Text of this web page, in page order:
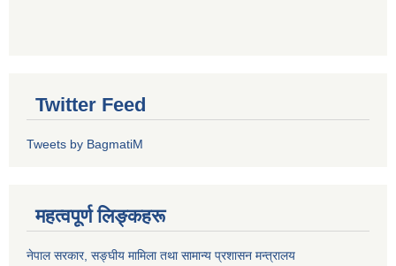
Twitter Feed
Tweets by BagmatiM
महत्वपूर्ण लिङ्कहरू
नेपाल सरकार, सङ्घीय मामिला तथा सामान्य प्रशासन मन्त्रालय